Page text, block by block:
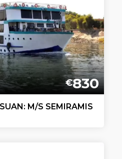
€830
M/S SEMIRAMIS